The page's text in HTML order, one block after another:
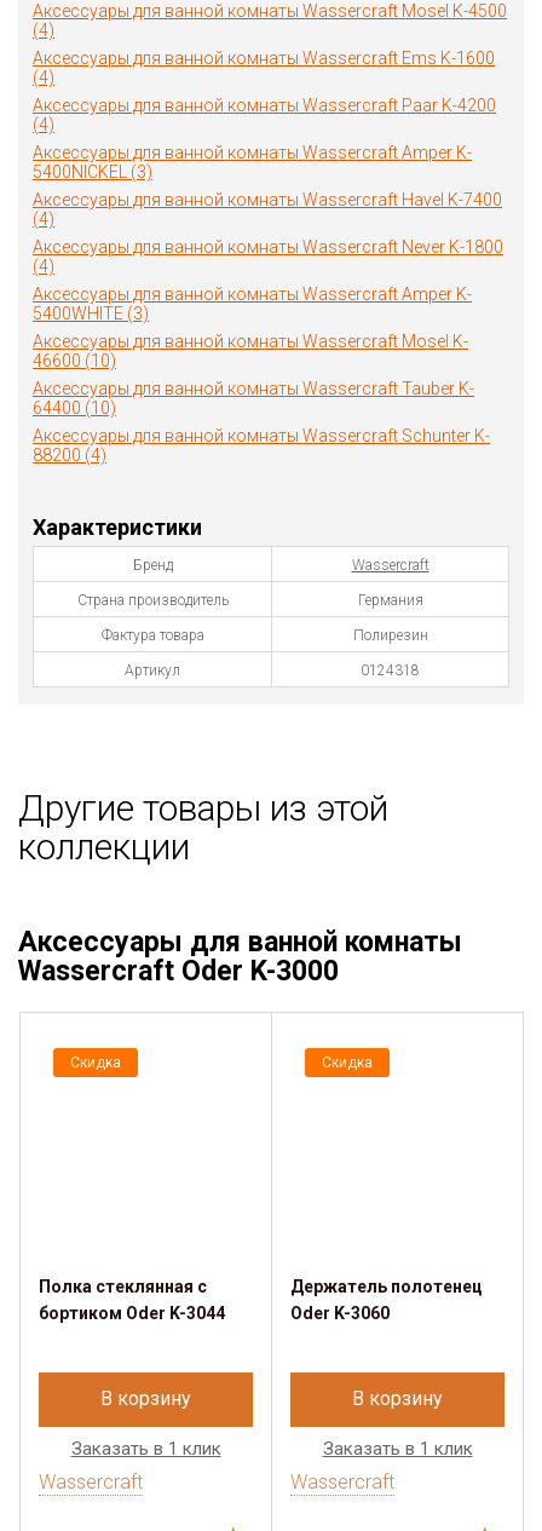
Аксессуары для ванной комнаты Wassercraft Mosel K-4500
(4)
Аксессуары для ванной комнаты Wassercraft Ems K-1600
(4)
Аксессуары для ванной комнаты Wassercraft Paar K-4200
(4)
Аксессуары для ванной комнаты Wassercraft Amper K-
5400NICKEL (3)
Аксессуары для ванной комнаты Wassercraft Havel K-7400
(4)
Аксессуары для ванной комнаты Wassercraft Never K-1800
(4)
Аксессуары для ванной комнаты Wassercraft Amper K-
5400WHITE (3)
Аксессуары для ванной комнаты Wassercraft Mosel K-
46600 (10)
Аксессуары для ванной комнаты Wassercraft Tauber K-
64400 (10)
Аксессуары для ванной комнаты Wassercraft Schunter K-
88200 (4)
Характеристики
Бренд Wassercraft
Страна производитель Германия
Фактура товара Полирезин
Артикул 0124318
Другие товары из этой
коллекции
Аксессуары для ванной комнаты
Wassercraft Oder K-3000
Скидка
Полка стеклянная с
бортиком Oder K-3044
В корзину
Заказать в 1 клик
Wassercraft
Скидка
Держатель полотенец
Oder K-3060
В корзину
Заказать в 1 клик
Wassercraft